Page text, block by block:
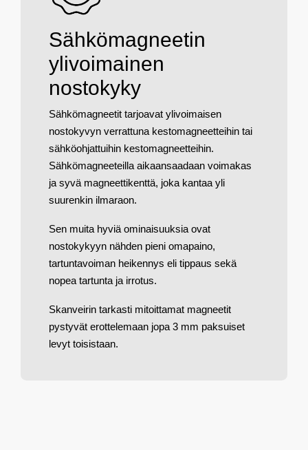
Sähkömagneetin
ylivoimainen
nostokyky
Sähkömagneetit tarjoavat ylivoimaisen
nostokyvyn verrattuna kestomagneetteihin tai
sähköohjattuihin kestomagneetteihin.
Sähkömagneeteilla aikaansaadaan voimakas
ja syvä magneettikenttä, joka kantaa yli
suurenkin ilmaraon.
Sen muita hyviä ominaisuuksia ovat
nostokykyyn nähden pieni omapaino,
tartuntavoiman heikennys eli tippaus sekä
nopea tartunta ja irrotus.
Skanveirin tarkasti mitoittamat magneetit
pystyvät erottelemaan jopa 3 mm paksuiset
levyt toisistaan.